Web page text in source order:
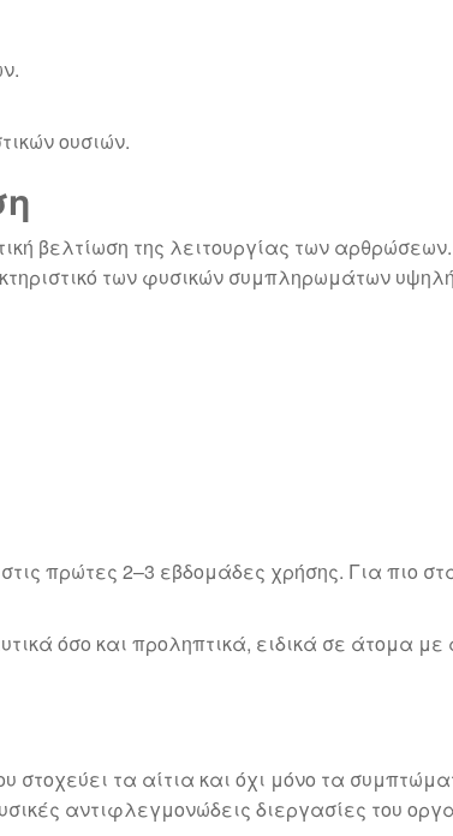
ουσιών.
βελτίωση της λειτουργίας των
των φυσικών συμπληρωμάτων
πρώτες 2–3 εβδομάδες χρήσης. Για πιο
όσο και προληπτικά, ειδικά σε άτομα
τα αίτια και όχι μόνο τα
αντιφλεγμονώδεις διεργασίες του